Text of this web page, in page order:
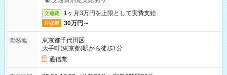
交通費 1ヶ月3万円を上限として実費支給
月収例 30万円～
勤務地
東京都千代田区
大手町(東京都)駅から徒歩1分
通信業